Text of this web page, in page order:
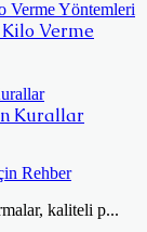
Verme
Kurallar
Rehber
kaliteli p...